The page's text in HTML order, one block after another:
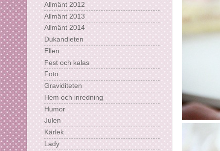
Allmänt 2012
Allmänt 2013
Allmänt 2014
Dukandieten
Ellen
Fest och kalas
Foto
Graviditeten
Hem och inredning
Humor
Julen
Kärlek
Lady